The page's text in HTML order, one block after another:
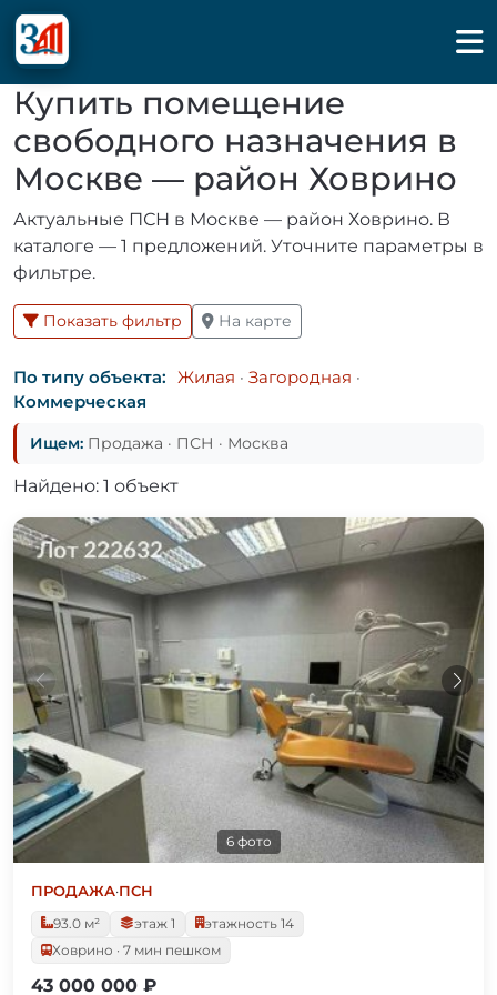
Купить помещение
свободного назначения в
Москве — район Ховрино
Актуальные ПСН в Москве — район Ховрино. В
каталоге — 1 предложений. Уточните параметры в
фильтре.
Показать фильтр На карте
По типу объекта: Жилая · Загородная ·
Коммерческая
Ищем: Продажа · ПСН · Москва
Найдено: 1 объект
6 фото
ПРОДАЖА·ПСН
93.0 м²
этаж 1
этажность 14
Ховрино · 7 мин пешком
43 000 000 ₽